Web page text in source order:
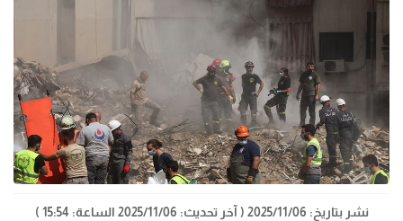
نشر بتاريخ: 2025/11/06 ( آخر تحديث: 2025/11/06 الساعة: 15:54 )